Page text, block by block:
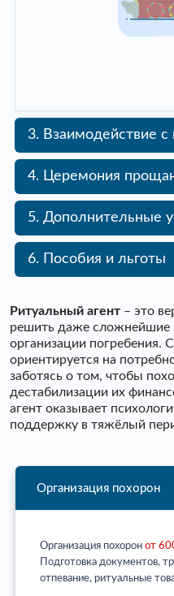
3. Взаимодействие с
4. Церемония
5. Дополнительные
6. Пособия и льготы
Ритуальный агент – это
решить даже сложнейшие
организации погребения.
ориентируется на
заботясь о том, чтобы
дестабилизации их
агент оказывает
поддержку в тяжёлый
Организация похорон
Организация похорон от
Подготовка документов,
отпевание, ритуальные